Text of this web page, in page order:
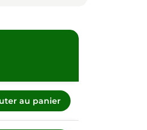
au panier